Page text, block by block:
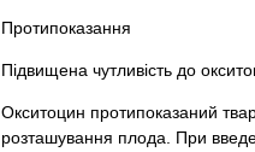
Протипоказання
Підвищена чутливість до
Окситоцин протипоказаний
розташування плода. При